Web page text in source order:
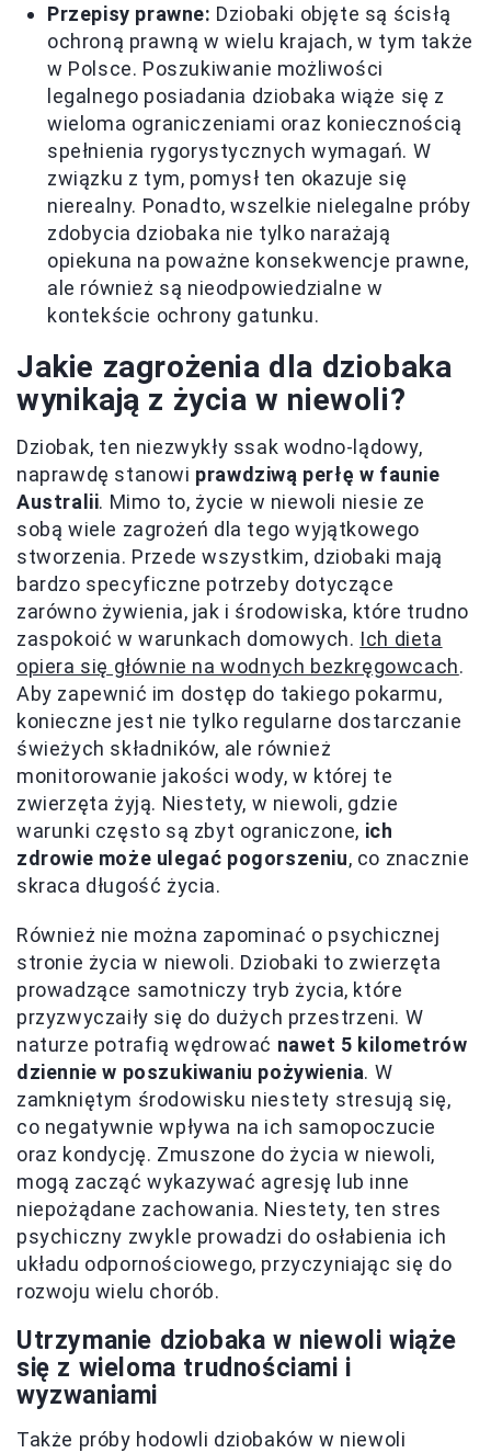
Przepisy prawne: Dziobaki objęte są ścisłą
ochroną prawną w wielu krajach, w tym także
w Polsce. Poszukiwanie możliwości
legalnego posiadania dziobaka wiąże się z
wieloma ograniczeniami oraz koniecznością
spełnienia rygorystycznych wymagań. W
związku z tym, pomysł ten okazuje się
nierealny. Ponadto, wszelkie nielegalne próby
zdobycia dziobaka nie tylko narażają
opiekuna na poważne konsekwencje prawne,
ale również są nieodpowiedzialne w
kontekście ochrony gatunku.
Jakie zagrożenia dla dziobaka
wynikają z życia w niewoli?
Dziobak, ten niezwykły ssak wodno-lądowy,
naprawdę stanowi prawdziwą perłę w faunie
Australii. Mimo to, życie w niewoli niesie ze
sobą wiele zagrożeń dla tego wyjątkowego
stworzenia. Przede wszystkim, dziobaki mają
bardzo specyficzne potrzeby dotyczące
zarówno żywienia, jak i środowiska, które trudno
zaspokoić w warunkach domowych. Ich dieta
opiera się głównie na wodnych bezkręgowcach.
Aby zapewnić im dostęp do takiego pokarmu,
konieczne jest nie tylko regularne dostarczanie
świeżych składników, ale również
monitorowanie jakości wody, w której te
zwierzęta żyją. Niestety, w niewoli, gdzie
warunki często są zbyt ograniczone, ich
zdrowie może ulegać pogorszeniu, co znacznie
skraca długość życia.
Również nie można zapominać o psychicznej
stronie życia w niewoli. Dziobaki to zwierzęta
prowadzące samotniczy tryb życia, które
przyzwyczaiły się do dużych przestrzeni. W
naturze potrafią wędrować nawet 5 kilometrów
dziennie w poszukiwaniu pożywienia. W
zamkniętym środowisku niestety stresują się,
co negatywnie wpływa na ich samopoczucie
oraz kondycję. Zmuszone do życia w niewoli,
mogą zacząć wykazywać agresję lub inne
niepożądane zachowania. Niestety, ten stres
psychiczny zwykle prowadzi do osłabienia ich
układu odpornościowego, przyczyniając się do
rozwoju wielu chorób.
Utrzymanie dziobaka w niewoli wiąże
się z wieloma trudnościami i
wyzwaniami
Także próby hodowli dziobaków w niewoli